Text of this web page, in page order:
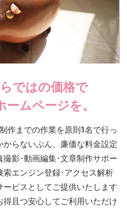
ではの価格で
ームページを。
作までの作業を原則1名で行っ
らないぶん、廉価な料金設定
影･動画編集･文章制作サポー
索エンジン登録･アクセス解析
ビスとしてご提供いたします
且つ安心してご利用いただけ